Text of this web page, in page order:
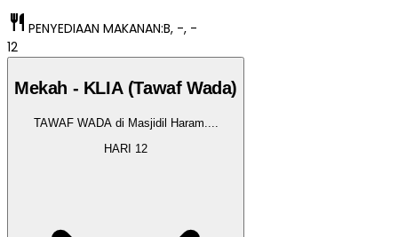
restaurant PENYEDIAAN MAKANAN:B, -, -
12
Mekah - KLIA (Tawaf Wada)
TAWAF WADA di Masjidil Haram....
HARI 12